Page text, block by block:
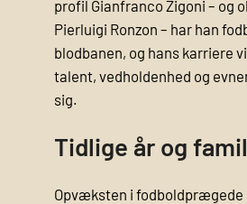
profil Gianfranco Zigoni – og
Pierluigi Ronzon – har han
blodbanen, og hans karriere
talent, vedholdenhed og
sig.
Tidlige år og
Opvæksten i fodboldprægede